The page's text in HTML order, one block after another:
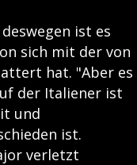
ist es
sich mit der von
hat. "Aber es
der Italiener ist
und
ist.
verletzt